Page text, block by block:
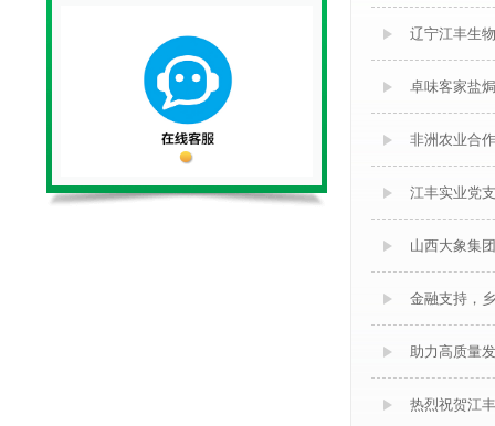
辽宁江丰生
卓味客家盐
非洲农业合
江丰实业党
山西大象集
金融支持，
助力高质量
热烈祝贺江